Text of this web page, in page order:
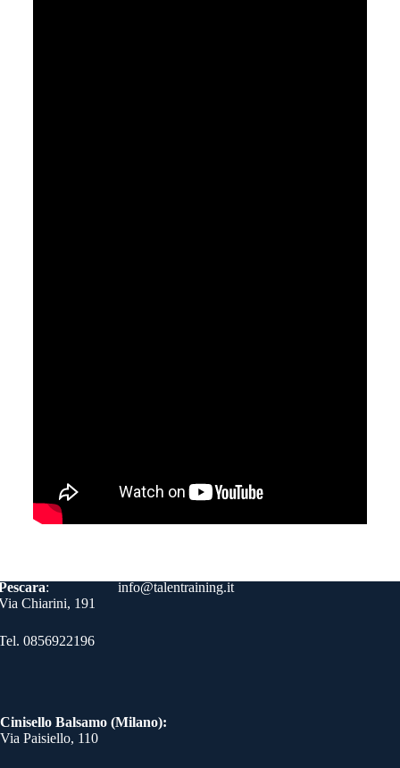
info@talentraining.it
:
Chiarini, 191
0856922196
Cinisello Balsamo (Milano):
Via Paisiello, 110